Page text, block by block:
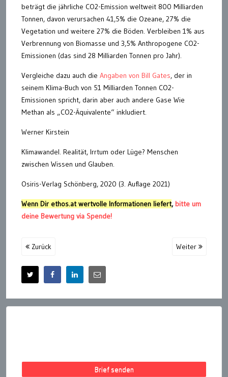
beträgt die jährliche CO2-Emission weltweit 800 Milliarden
Tonnen, davon verursachen 41,5% die Ozeane, 27% die
Vegetation und weitere 27% die Böden. Verbleiben 1% aus
Verbrennung von Biomasse und 3,5% Anthropogene CO2-
Emissionen (das sind 28 Milliarden Tonnen pro Jahr).
Vergleiche dazu auch die Angaben von Bill Gates, der in
seinem Klima-Buch von 51 Milliarden Tonnen CO2-
Emissionen spricht, darin aber auch andere Gase Wie
Methan als „CO2-Äquivalente“ inkludiert.
Werner Kirstein
Klimawandel. Realität, Irrtum oder Lüge? Menschen
zwischen Wissen und Glauben.
Osiris-Verlag Schönberg, 2020 (3. Auflage 2021)
Wenn Dir ethos.at wertvolle Informationen liefert, bitte um
deine Bewertung via Spende!
Zurück Weiter
Brief senden